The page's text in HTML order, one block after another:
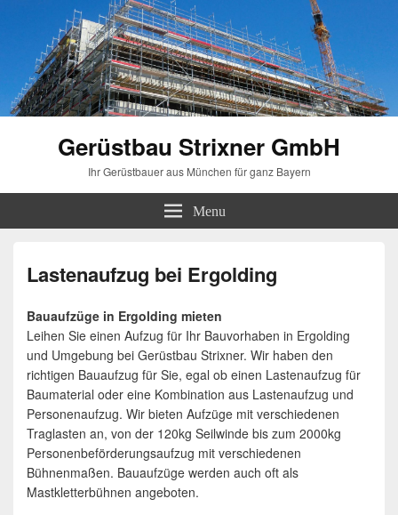
Gerüstbau Strixner GmbH
Ihr Gerüstbauer aus München für ganz Bayern
Menu
Lastenaufzug bei Ergolding
Bauaufzüge in Ergolding mieten
Leihen Sie einen Aufzug für Ihr Bauvorhaben in Ergolding
und Umgebung bei Gerüstbau Strixner. Wir haben den
richtigen Bauaufzug für Sie, egal ob einen Lastenaufzug für
Baumaterial oder eine Kombination aus Lastenaufzug und
Personenaufzug. Wir bieten Aufzüge mit verschiedenen
Traglasten an, von der 120kg Seilwinde bis zum 2000kg
Personenbeförderungsaufzug mit verschiedenen
Bühnenmaßen. Bauaufzüge werden auch oft als
Mastkletterbühnen angeboten.